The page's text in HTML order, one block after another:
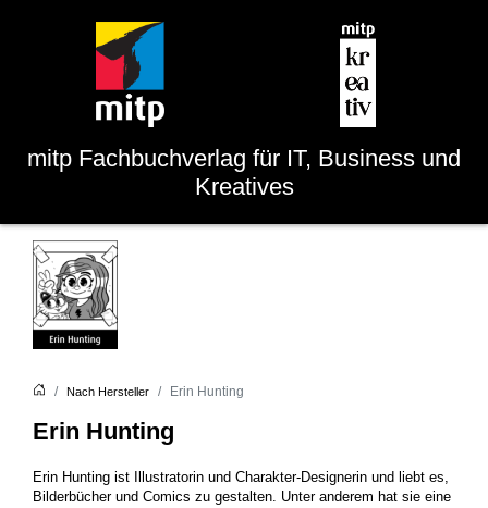
mitp Fachbuchverlag für IT, Business und
Kreatives
Nach Hersteller Erin Hunting
Erin Hunting
Erin Hunting ist Illustratorin und Charakter-Designerin und liebt es,
Bilderbücher und Comics zu gestalten. Unter anderem hat sie eine